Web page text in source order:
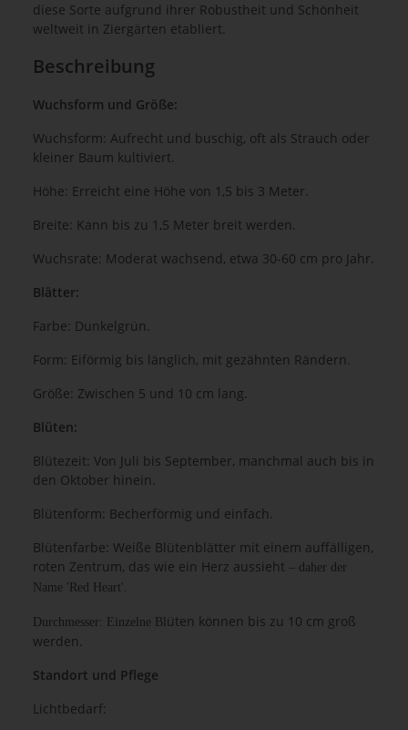
diese Sorte aufgrund ihrer Robustheit und Schönheit
weltweit in Ziergärten etabliert.
Beschreibung
Wuchsform und Größe:
Wuchsform: Aufrecht und buschig, oft als Strauch oder
kleiner Baum kultiviert.
Höhe: Erreicht eine Höhe von 1,5 bis 3 Meter.
Breite: Kann bis zu 1,5 Meter breit werden.
Wuchsrate: Moderat wachsend, etwa 30-60 cm pro Jahr.
Blätter:
Farbe: Dunkelgrün.
Form: Eiförmig bis länglich, mit gezähnten Rändern.
Größe: Zwischen 5 und 10 cm lang.
Blüten:
Blütezeit: Von Juli bis September, manchmal auch bis in
den Oktober hinein.
Blütenform: Becherförmig und einfach.
Blütenfarbe: Weiße Blütenblätter mit einem auffälligen,
roten Zentrum, das wie ein Herz aussieht – daher der
Name 'Red Heart'.
Durchmesser: Einzelne Bl üten können bis zu 10 cm groß
werden.
Standort und Pflege
Lichtbedarf: